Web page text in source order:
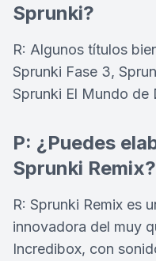
Sprunki?
R: Algunos títulos
Sprunki Fase 3,
Sprunki El Mundo de
P: ¿Puedes
Sprunki Remix?
R: Sprunki Remix es
innovadora del muy
Incredibox, con